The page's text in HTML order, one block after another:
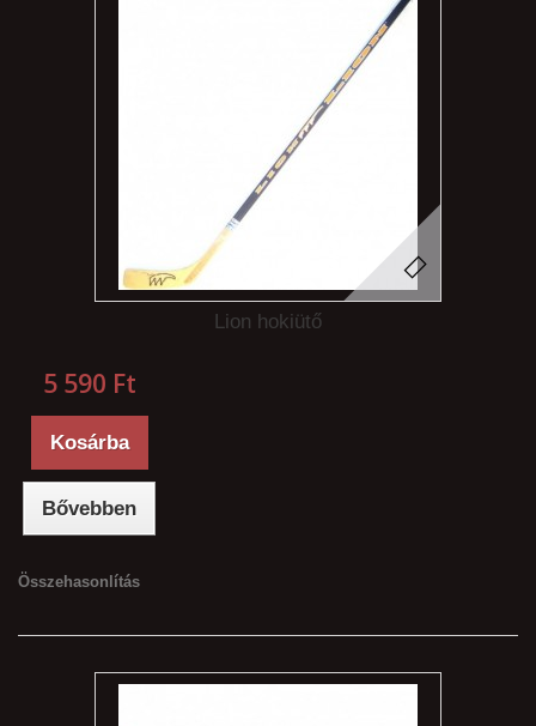
Lion hokiütő
5 590 Ft‎
Kosárba
Bővebben
Összehasonlítás